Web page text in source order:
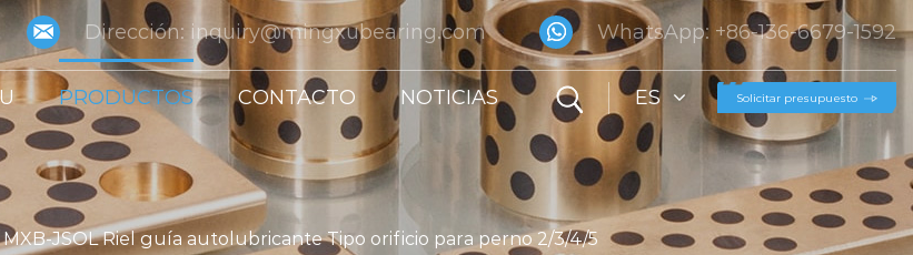
Dirección: inquiry@mingxubearing.com WhatsApp: +86-136-6679-1592
PRODUCTOS CONTACTO NOTICIAS ES
MXB-JSOL Riel guía autolubricante Tipo orificio para perno 2/3/4/5